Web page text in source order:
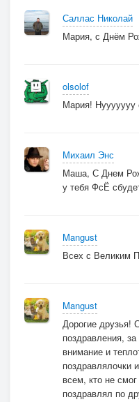
Саллас Николай
Мария, с Днём
olsolof
Мария!
Михаил Энс
Маша, С Днем
у тебя ФсЁ
Mangust
Всех с Великим
Mangust
Дорогие друзья!
поздравления,
внимание и
поздравлялочки
всем, кто не
поздравлял по